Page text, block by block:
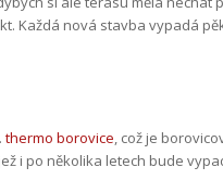
Každá nová stavba vypadá
thermo borovice , což je
i po několika letech bude